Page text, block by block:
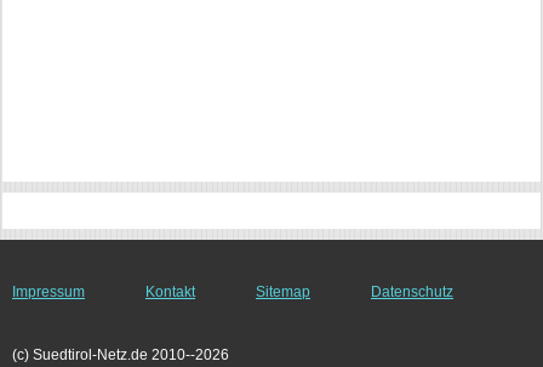
Impressum Kontakt Sitemap Datenschutz
(c) Suedtirol-Netz.de 2010--2026